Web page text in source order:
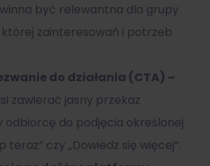
być relewantna dla grupy
której zainteresowań i potrzeb
do działania (CTA) –
zawierać jasny przekaz
odbiorcę do podjęcia określonej
teraz” czy „Dowiedz się więcej”.